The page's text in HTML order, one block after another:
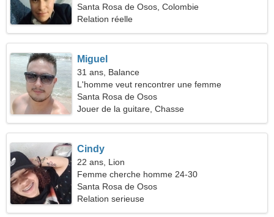
Santa Rosa de Osos, Colombie
Relation réelle
Miguel
31 ans, Balance
L'homme veut rencontrer une femme
Santa Rosa de Osos
Jouer de la guitare, Chasse
Cindy
22 ans, Lion
Femme cherche homme 24-30
Santa Rosa de Osos
Relation serieuse